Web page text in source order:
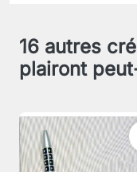
16 autres
plairont